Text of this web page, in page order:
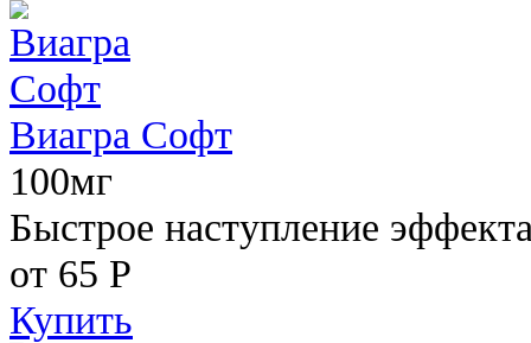
Виагра Софт
100мг
Быстрое наступление
от 65 Р
Купить